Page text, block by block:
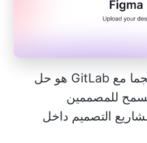
تكامل فيجما مع GitLab هو حل
يسمح للمصممين
التصميم داخل